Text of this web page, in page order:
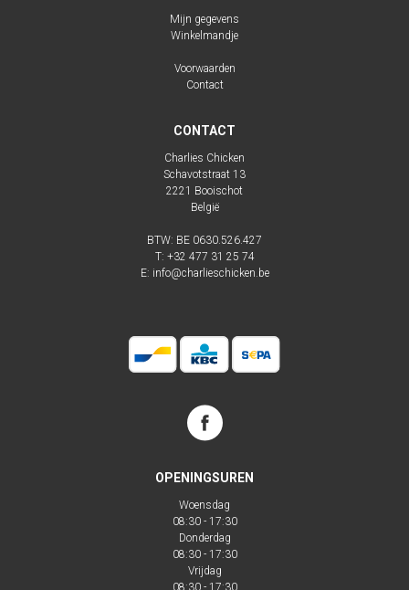
Mijn gegevens
Winkelmandje
Voorwaarden
Contact
CONTACT
Charlies Chicken
Schavotstraat 13
2221 Booischot
België
BTW: BE 0630.526.427
T: +32 477 31 25 74
E: info@charlieschicken.be
OPENINGSUREN
Woensdag
08:30 - 17:30
Donderdag
08:30 - 17:30
Vrijdag
08:30 - 17:30